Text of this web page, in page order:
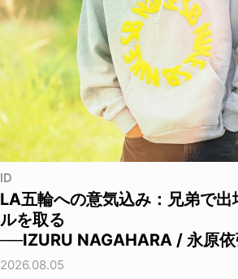
ID
LA五輪への意気込み：兄弟で
ルを取る
──IZURU NAGAHARA / 永原
2026.08.05